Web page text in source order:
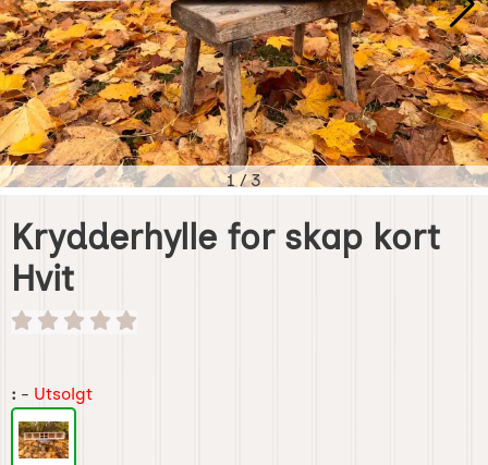
1/3
Krydderhylle for skap kort
Hvit
: - Utsolgt